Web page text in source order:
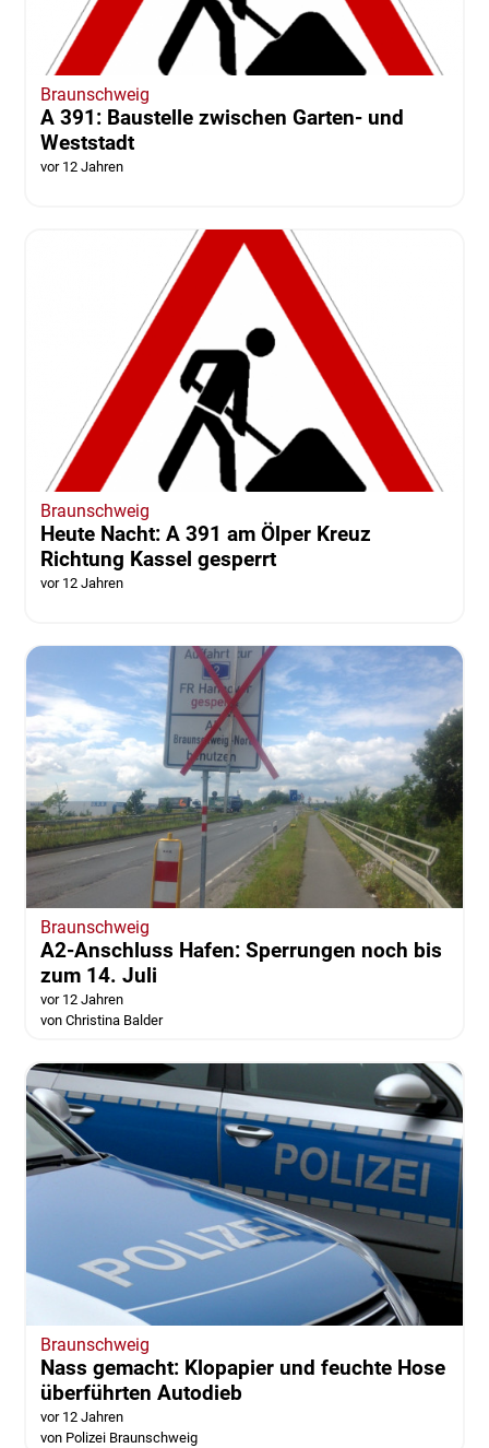
Braunschweig
A 391: Baustelle zwischen Garten- und
Weststadt
vor 12 Jahren
Braunschweig
Heute Nacht: A 391 am Ölper Kreuz
Richtung Kassel gesperrt
vor 12 Jahren
Braunschweig
A2-Anschluss Hafen: Sperrungen noch bis
zum 14. Juli
vor 12 Jahren
von Christina Balder
Braunschweig
Nass gemacht: Klopapier und feuchte Hose
überführten Autodieb
vor 12 Jahren
von Polizei Braunschweig